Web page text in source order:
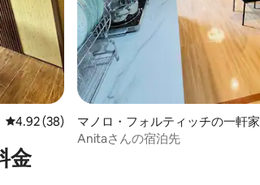
レビュー38件、5つ星中4.92つ星の平均評価
4.92 (38)
マノロ・フォルティッチの一軒家
Anitaさんの宿泊先
金